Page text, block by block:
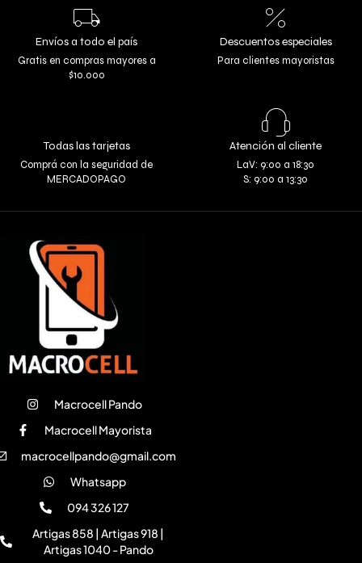
Envíos a todo el país
Gratis en compras mayores a
$10.000
Descuentos especiales
Para clientes mayoristas
Todas las tarjetas
Comprá con la seguridad de
MERCADOPAGO
Atención al cliente
LaV: 9:00 a 18:30
S: 9:00 a 13:30
Macrocell Pando
Macrocell Mayorista
macrocellpando@gmail.com
Whatsapp
094 326 127
Artigas 858 | Artigas 918 |
Artigas 1040 - Pando